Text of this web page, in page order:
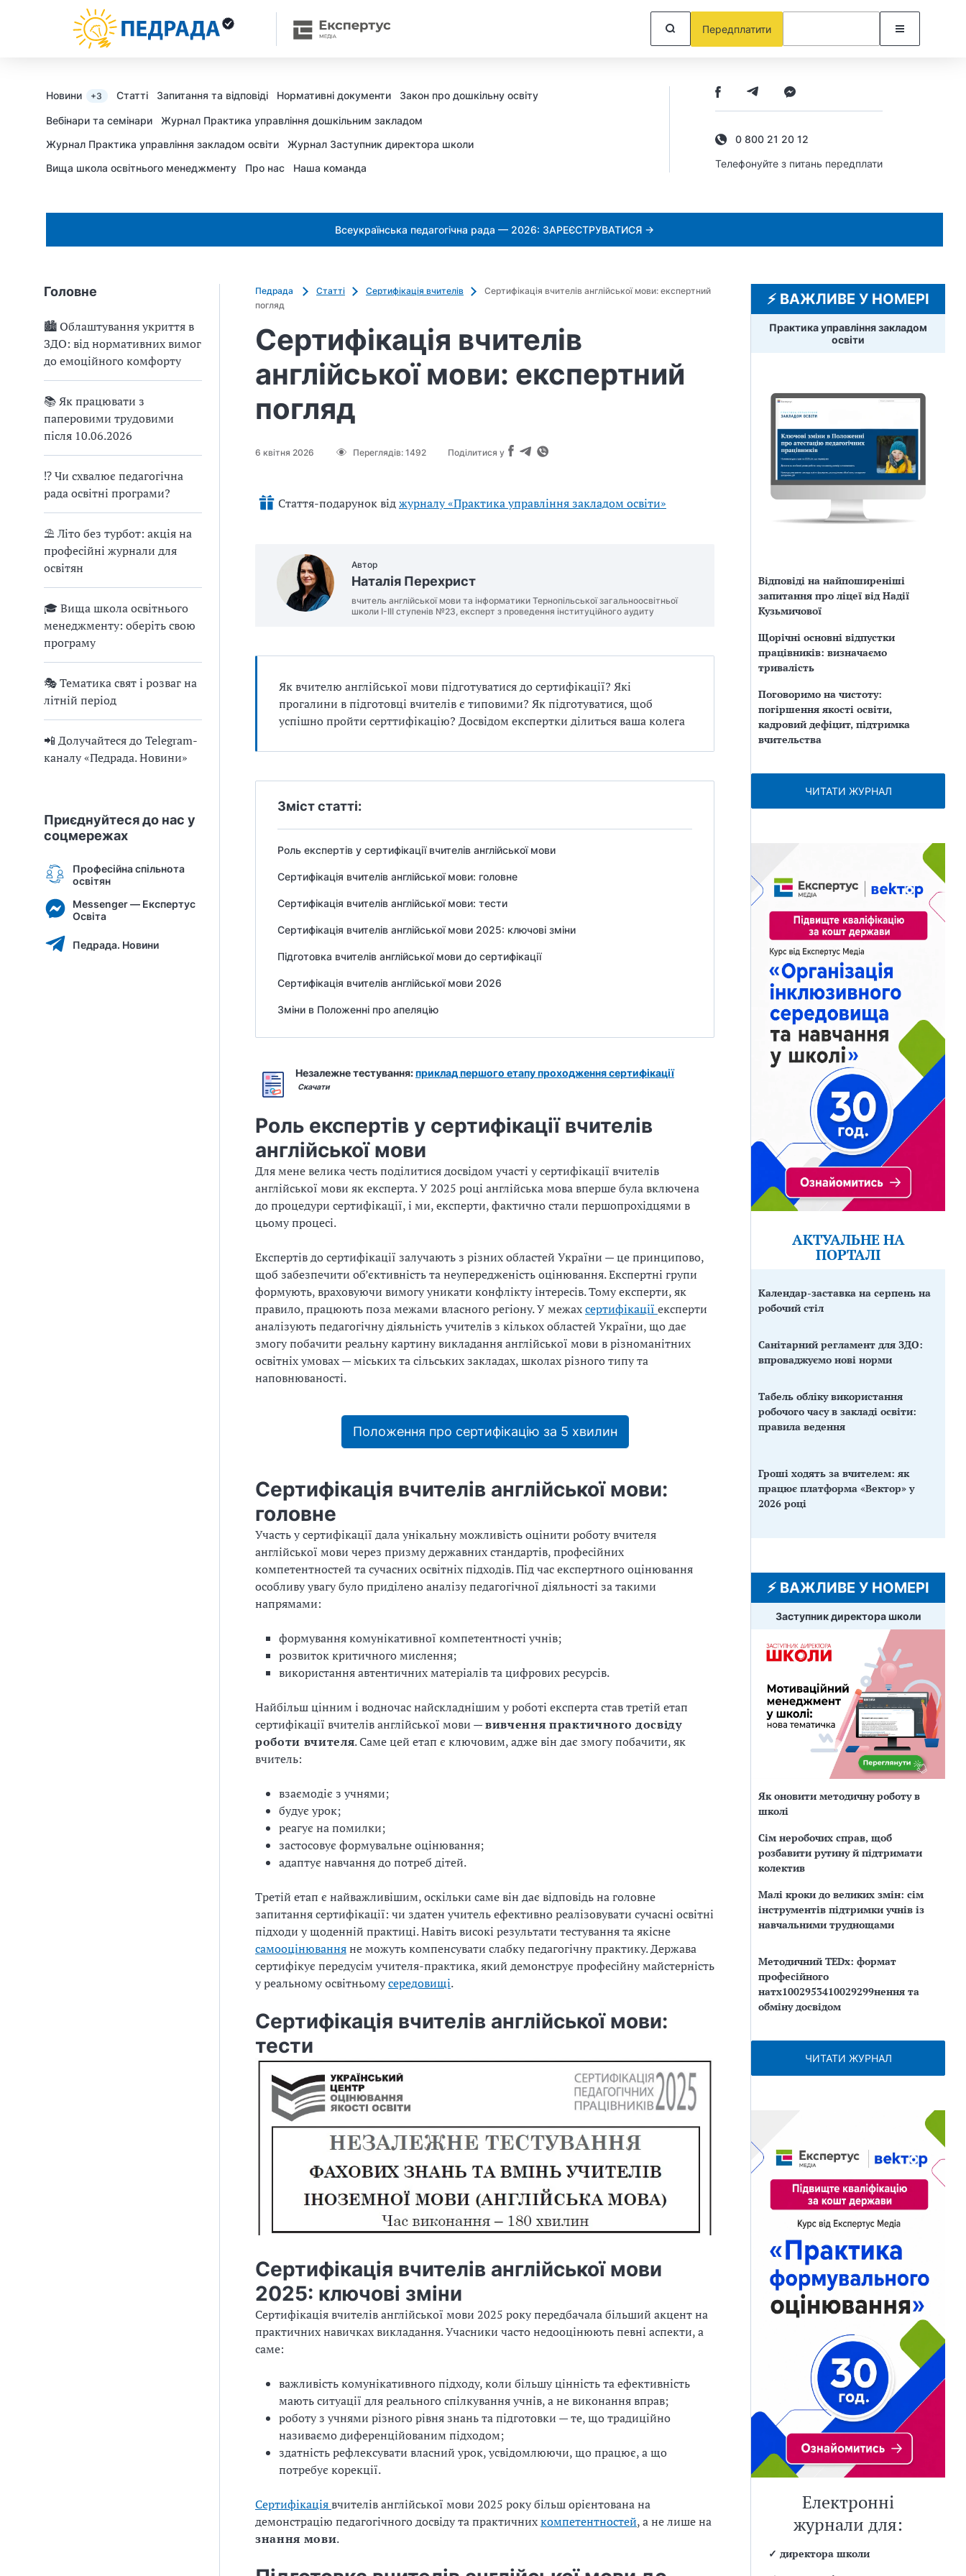
Передплатити
Новини +3 Статті Запитання та відповіді Нормативні документи Закон про дошкільну освіту
Вебінари та семінари
Журнал Практика управління дошкільним закладом
Журнал Практика управління закладом освіти
Журнал Заступник директора школи
Вища школа освітнього менеджменту
Про нас Наша команда
0 800 21 20 12
Телефонуйте з питань передплати
Всеукраїнська педагогічна рада — 2026: ЗАРЕЄСТРУВАТИСЯ →
Головне
🏙 Облаштування укриття в
ЗДО: від нормативних вимог
до емоційного комфорту
📚 Як працювати з
паперовими трудовими
після 10.06.2026
⁉ Чи схвалює педагогічна
рада освітні програми?
⛱ Літо без турбот: акція на
професійні журнали для
освітян
🎓 Вища школа освітнього
менеджменту: оберіть свою
програму
🎭 Тематика свят і розваг на
літній період
📲 Долучайтеся до Telegram-
каналу «Педрада. Новини»
Приєднуйтеся до нас у
соцмережах
Професійна спільнота
освітян
Messenger — Експертус
Освіта
Педрада. Новини
Педрада Статті Сертифікація вчителів
Сертифікація вчителів англійської мови: експертний
погляд
Сертифікація вчителів
англійської мови: експертний
погляд
6 квітня 2026 Переглядів: 1492 Поділитися у
Стаття-подарунок віджурналу «Практика управління закладом освіти»
Автор
Наталія Перехрист
вчитель англійської мови та інформатики Тернопільської загальноосвітньої
школи І-ІІІ ступенів №23, експерт з проведення інституційного аудиту
Як вчителю англійської мови підготуватися до сертифікації? Які
прогалини в підготовці вчителів є типовими? Як підготуватися, щоб
успішно пройти серттифікацію? Досвідом експертки ділиться ваша колега
Зміст статті:
Роль експертів у сертифікації вчителів англійської мови
Сертифікація вчителів англійської мови: головне
Сертифікація вчителів англійської мови: тести
Сертифікація вчителів англійської мови 2025: ключові зміни
Підготовка вчителів англійської мови до сертифікації
Сертифікація вчителів англійської мови 2026
Зміни в Положенні про апеляцію
Незалежне тестування:приклад першого етапу проходження сертифікації
Скачати
Роль експертів у сертифікації вчителів
англійської мови
Для мене велика честь поділитися досвідом участі у сертифікації вчителів
англійської мови як експерта. У 2025 році англійська мова вперше була включена
до процедури сертифікації, і ми, експерти, фактично стали першопрохідцями в
цьому процесі.
Експертів до сертифікації залучають з різних областей України — це принципово,
щоб забезпечити об’єктивність та неупередженість оцінювання. Експертні групи
формують, враховуючи вимогу уникати конфлікту інтересів. Тому експерти, як
правило, працюють поза межами власного регіону. У межахсертифікації експерти
аналізують педагогічну діяльність учителів з кількох областей України, що дає
змогу побачити реальну картину викладання англійської мови в різноманітних
освітніх умовах — міських та сільських закладах, школах різного типу та
наповнюваності.
Положення про сертифікацію за 5 хвилин
Сертифікація вчителів англійської мови:
головне
Участь у сертифікації дала унікальну можливість оцінити роботу вчителя
англійської мови через призму державних стандартів, професійних
компетентностей та сучасних освітніх підходів. Під час експертного оцінювання
особливу увагу було приділено аналізу педагогічної діяльності за такими
напрямами:
формування комунікативної компетентності учнів;
розвиток критичного мислення;
використання автентичних матеріалів та цифрових ресурсів.
Найбільш цінним і водночас найскладнішим у роботі експерта став третій етап
сертифікації вчителів англійської мови —вивчення практичного досвіду
роботи вчителя. Саме цей етап є ключовим, адже він дає змогу побачити, як
вчитель:
взаємодіє з учнями;
будує урок;
реагує на помилки;
застосовує формувальне оцінювання;
адаптує навчання до потреб дітей.
Третій етап є найважливішим, оскільки саме він дає відповідь на головне
запитання сертифікації: чи здатен учитель ефективно реалізовувати сучасні освітні
підходи у щоденній практиці. Навіть високі результати тестування та якісне
самооцінюванняне можуть компенсувати слабку педагогічну практику. Держава
сертифікує передусім учителя-практика, який демонструє професійну майстерність
у реальному освітньомусередовищі.
Сертифікація вчителів англійської мови:
тести
Сертифікація вчителів англійської мови
2025: ключові зміни
Сертифікація вчителів англійської мови 2025 року передбачала більший акцент на
практичних навичках викладання. Учасники часто недооцінюють певні аспекти, а
саме:
важливість комунікативного підходу, коли більшу цінність та ефективність
мають ситуації для реального спілкування учнів, а не виконання вправ;
роботу з учнями різного рівня знань та підготовки — те, що традиційно
називаємо диференційованим підходом;
здатність рефлексувати власний урок, усвідомлюючи, що працює, а що
потребує корекції.
Сертифікаціявчителів англійської мови 2025 року більш орієнтована на
демонстрацію педагогічного досвіду та практичнихкомпетентностей, а не лише на
знання мови.
⚡️ ВАЖЛИВЕ У НОМЕРІ
Практика управління закладом
освіти
Відповіді на найпоширеніші
запитання про ліцеї від Надії
Кузьмичової
Щорічні основні відпустки
працівників: визначаємо
тривалість
Поговоримо на чистоту:
погіршення якості освіти,
кадровий дефіцит, підтримка
вчительства
ЧИТАТИ ЖУРНАЛ
АКТУАЛЬНЕ НА
ПОРТАЛІ
Календар-заставка на серпень на
робочий стіл
Санітарний регламент для ЗДО:
впроваджуємо нові норми
Табель обліку використання
робочого часу в закладі освіти:
правила ведення
Гроші ходять за вчителем: як
працює платформа «Вектор» у
2026 році
⚡️ ВАЖЛИВЕ У НОМЕРІ
Заступник директора школи
Як оновити методичну роботу в
школі
Сім неробочих справ, щоб
розбавити рутину й підтримати
колектив
Малі кроки до великих змін: сім
інструментів підтримки учнів із
навчальними труднощами
Методичний TEDx: формат
професійного
натх1002953410029299нення та
обміну досвідом
ЧИТАТИ ЖУРНАЛ
Електронні
журнали для:
✓ директора школи